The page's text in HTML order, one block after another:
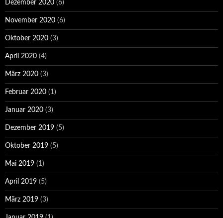
Dezember 2020 (6)
November 2020 (6)
Oktober 2020 (3)
April 2020 (4)
März 2020 (3)
Februar 2020 (1)
Januar 2020 (3)
Dezember 2019 (5)
Oktober 2019 (5)
Mai 2019 (1)
April 2019 (5)
März 2019 (3)